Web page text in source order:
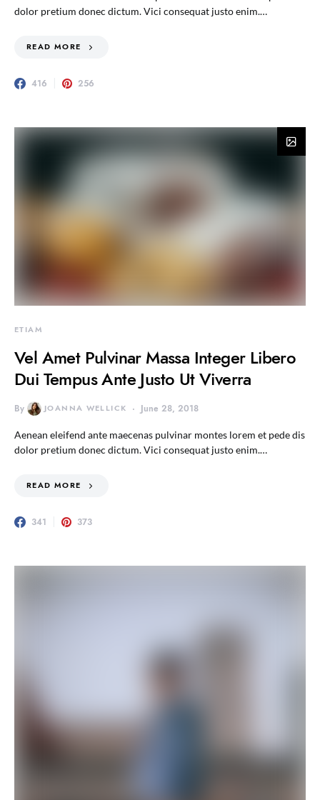
dolor pretium donec dictum. Vici consequat justo enim.…
READ MORE
416 256
ETIAM
Vel Amet Pulvinar Massa Integer Libero
Dui Tempus Ante Justo Ut Viverra
By JOANNA WELLICK June 28, 2018
Aenean eleifend ante maecenas pulvinar montes lorem et pede dis
dolor pretium donec dictum. Vici consequat justo enim.…
READ MORE
341 373